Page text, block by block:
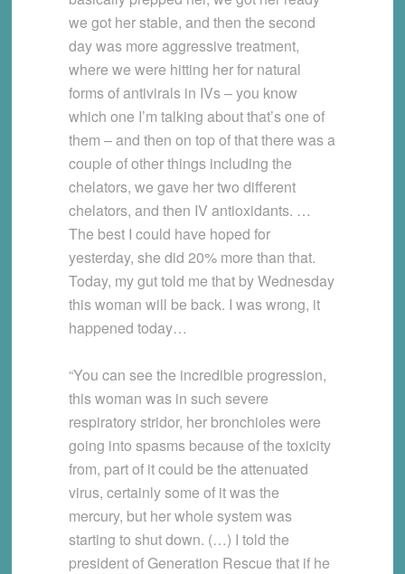
we got her stable, and then the second
day was more aggressive treatment,
where we were hitting her for natural
forms of antivirals in IVs – you know
which one I’m talking about that’s one of
them – and then on top of that there was a
couple of other things including the
chelators, we gave her two different
chelators, and then IV antioxidants. …
The best I could have hoped for
yesterday, she did 20% more than that.
Today, my gut told me that by Wednesday
this woman will be back. I was wrong, it
happened today…
“You can see the incredible progression,
this woman was in such severe
respiratory stridor, her bronchioles were
going into spasms because of the toxicity
from, part of it could be the attenuated
virus, certainly some of it was the
mercury, but her whole system was
starting to shut down. (…) I told the
president of Generation Rescue that if he